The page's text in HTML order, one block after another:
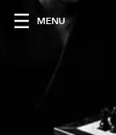
MENU